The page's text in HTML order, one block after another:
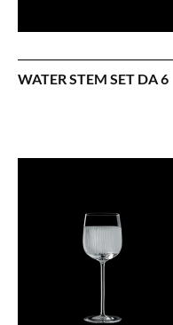
WATER STEM SET DA 6